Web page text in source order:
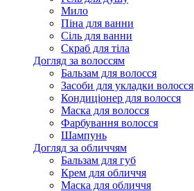
Мило
Піна для ванни
Сіль для ванни
Скраб для тіла
Догляд за волоссям
Бальзам для волосся
Засоби для укладки волосся
Кондиціонер для волосся
Маска для волосся
Фарбування волосся
Шампунь
Догляд за обличчям
Бальзам для губ
Крем для обличчя
Маска для обличчя